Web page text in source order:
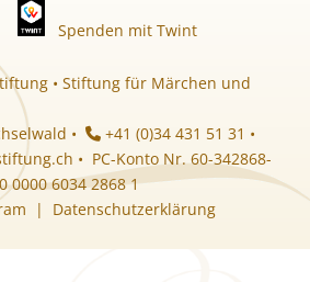
Spenden mit Twint
• Stiftung für Märchen und
•
+41 (0)34 431 51 31 •
• PC-Konto Nr. 60-342868-
0000 6034 2868 1
| Datenschutzerklärung